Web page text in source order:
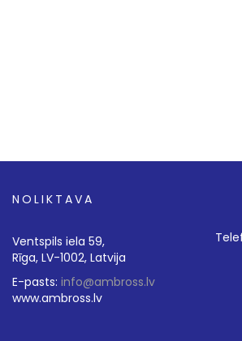
NOLIKTAVA
Ventspils iela 59,
Rīga, LV-1002, Latvija
E-pasts: info@ambross.lv
www.ambross.lv